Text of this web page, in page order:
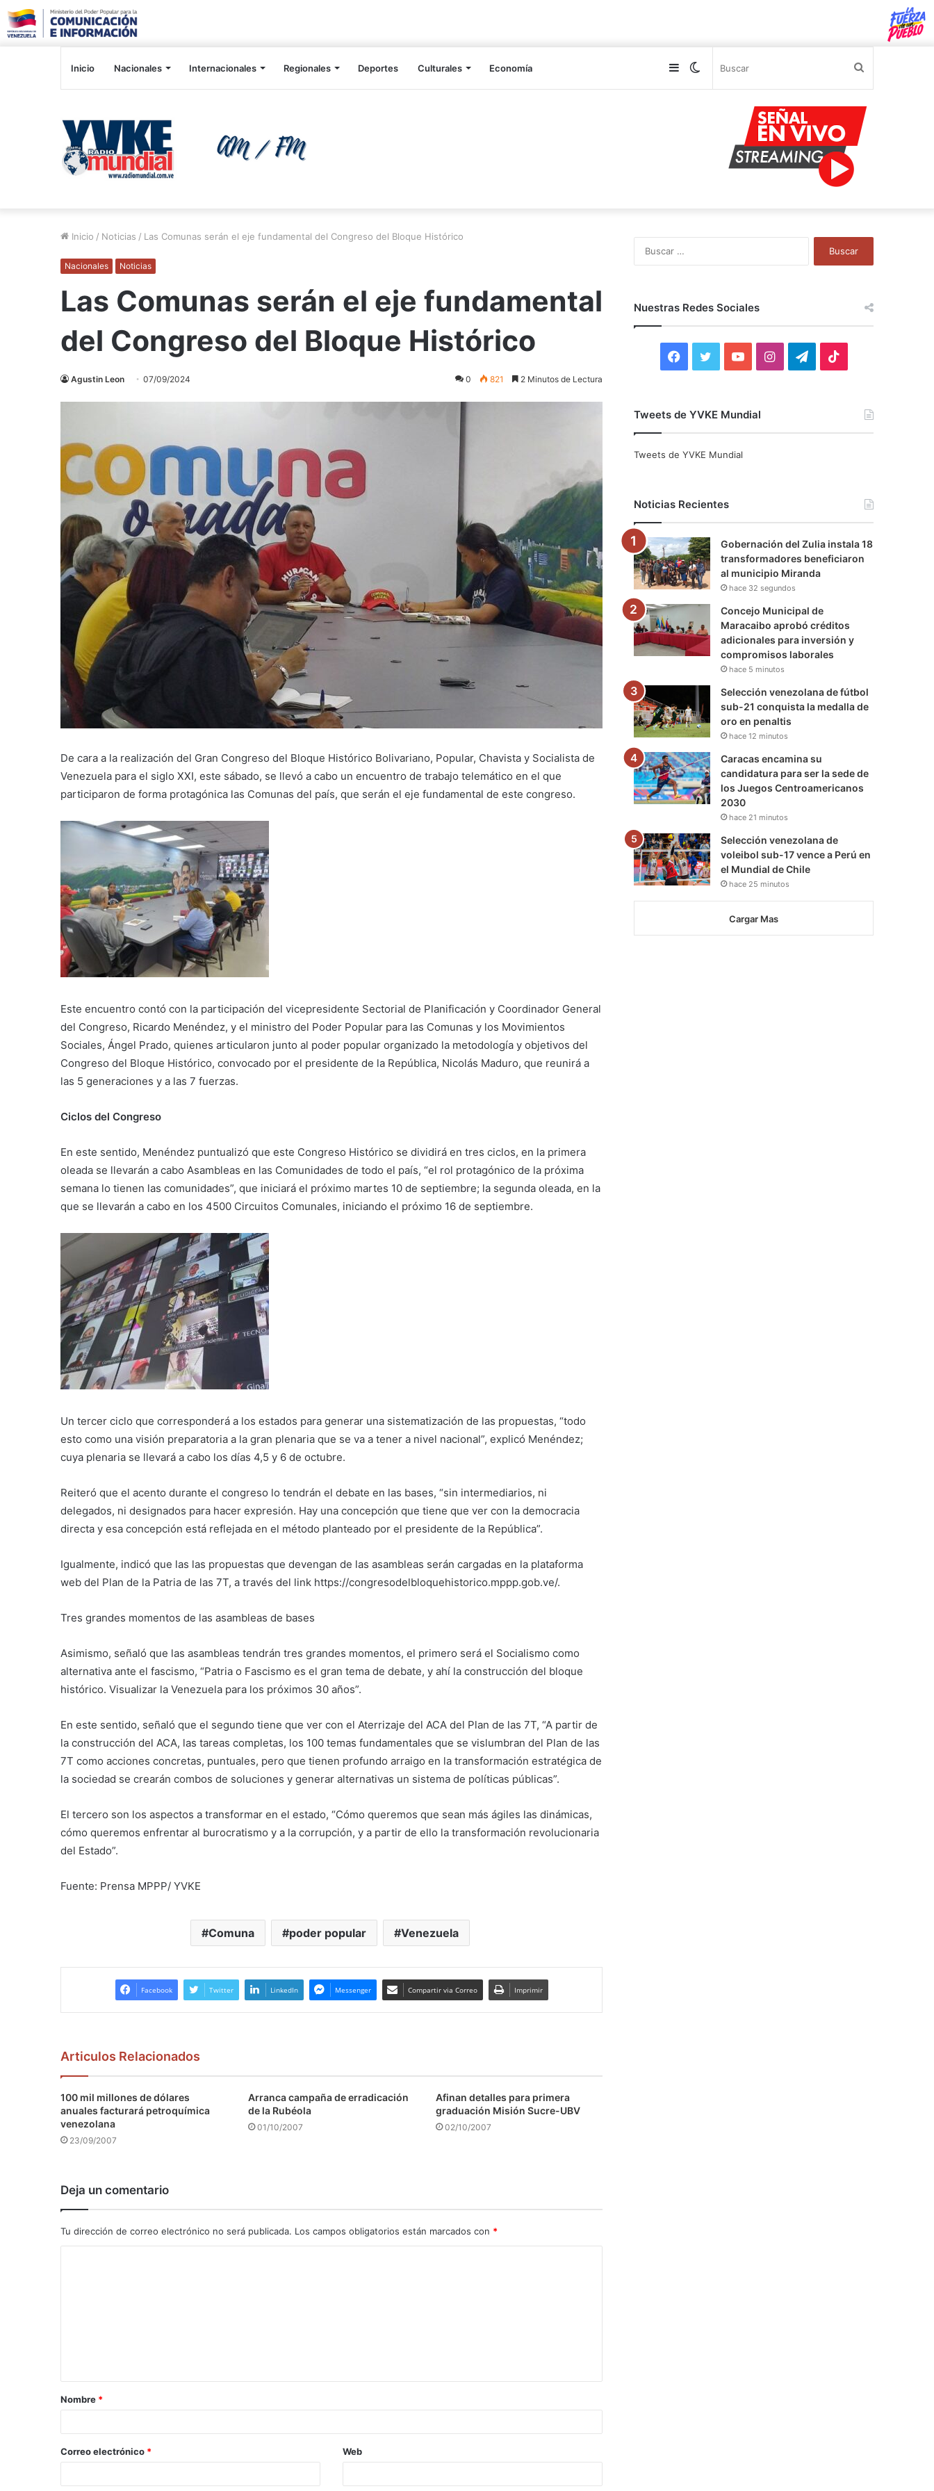
Inicio Nacionales Internacionales Regionales Deportes Culturales Economía Switch
Sidebar
Inicio / Noticias / Las Comunas serán el eje fundamental del Congreso del Bloque Histórico
Nacionales Noticias
Las Comunas serán el eje fundamental
del Congreso del Bloque Histórico
Agustin Leon 07/09/2024 0 821 2 Minutos de Lectura
De cara a la realización del Gran Congreso del Bloque Histórico Bolivariano, Popular, Chavista y Socialista de
Venezuela para el siglo XXI, este sábado, se llevó a cabo un encuentro de trabajo telemático en el que
participaron de forma protagónica las Comunas del país, que serán el eje fundamental de este congreso.
Este encuentro contó con la participación del vicepresidente Sectorial de Planificación y Coordinador General
del Congreso, Ricardo Menéndez, y el ministro del Poder Popular para las Comunas y los Movimientos
Sociales, Ángel Prado, quienes articularon junto al poder popular organizado la metodología y objetivos del
Congreso del Bloque Histórico, convocado por el presidente de la República, Nicolás Maduro, que reunirá a
las 5 generaciones y a las 7 fuerzas.
Ciclos del Congreso
En este sentido, Menéndez puntualizó que este Congreso Histórico se dividirá en tres ciclos, en la primera
oleada se llevarán a cabo Asambleas en las Comunidades de todo el país, “el rol protagónico de la próxima
semana lo tienen las comunidades”, que iniciará el próximo martes 10 de septiembre; la segunda oleada, en la
que se llevarán a cabo en los 4500 Circuitos Comunales, iniciando el próximo 16 de septiembre.
Un tercer ciclo que corresponderá a los estados para generar una sistematización de las propuestas, “todo
esto como una visión preparatoria a la gran plenaria que se va a tener a nivel nacional”, explicó Menéndez;
cuya plenaria se llevará a cabo los días 4,5 y 6 de octubre.
Reiteró que el acento durante el congreso lo tendrán el debate en las bases, “sin intermediarios, ni
delegados, ni designados para hacer expresión. Hay una concepción que tiene que ver con la democracia
directa y esa concepción está reflejada en el método planteado por el presidente de la República”.
Igualmente, indicó que las las propuestas que devengan de las asambleas serán cargadas en la plataforma
web del Plan de la Patria de las 7T, a través del link https://congresodelbloquehistorico.mppp.gob.ve/.
Tres grandes momentos de las asambleas de bases
Asimismo, señaló que las asambleas tendrán tres grandes momentos, el primero será el Socialismo como
alternativa ante el fascismo, “Patria o Fascismo es el gran tema de debate, y ahí la construcción del bloque
histórico. Visualizar la Venezuela para los próximos 30 años”.
En este sentido, señaló que el segundo tiene que ver con el Aterrizaje del ACA del Plan de las 7T, “A partir de
la construcción del ACA, las tareas completas, los 100 temas fundamentales que se vislumbran del Plan de las
7T como acciones concretas, puntuales, pero que tienen profundo arraigo en la transformación estratégica de
la sociedad se crearán combos de soluciones y generar alternativas un sistema de políticas públicas”.
El tercero son los aspectos a transformar en el estado, “Cómo queremos que sean más ágiles las dinámicas,
cómo queremos enfrentar al burocratismo y a la corrupción, y a partir de ello la transformación revolucionaria
del Estado”.
Fuente: Prensa MPPP/ YVKE
Comuna poder popular Venezuela
Facebook Twitter LinkedIn Messenger Compartir via Correo Imprimir
Articulos Relacionados
100 mil millones de dólares
anuales facturará petroquímica
venezolana
23/09/2007
Arranca campaña de erradicación
de la Rubéola
01/10/2007
Afinan detalles para primera
graduación Misión Sucre-UBV
02/10/2007
Deja un comentario
Tu dirección de correo electrónico no será publicada. Los campos obligatorios están marcados con *
a
r
*
Nombre *
Correo electrónico * Web
Nuestras Redes Sociales
F
c
o
k
i
r
Y
u
e
I
r
a
m
T
a
m
Tweets de YVKE Mundial
Tweets de YVKE Mundial
Noticias Recientes
Gobernación del Zulia instala 18
transformadores beneficiaron
al municipio Miranda
hace 32 segundos
Concejo Municipal de
Maracaibo aprobó créditos
adicionales para inversión y
compromisos laborales
hace 5 minutos
Selección venezolana de fútbol
sub-21 conquista la medalla de
oro en penaltis
hace 12 minutos
Caracas encamina su
candidatura para ser la sede de
los Juegos Centroamericanos
2030
hace 21 minutos
Selección venezolana de
voleibol sub-17 vence a Perú en
el Mundial de Chile
hace 25 minutos
Cargar Mas